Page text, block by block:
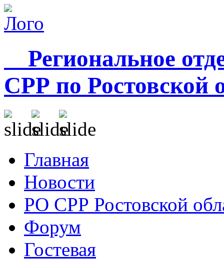
Региональное
СРР по Ростовской
Главная
Новости
РО СРР Ростовской
Форум
Гостевая